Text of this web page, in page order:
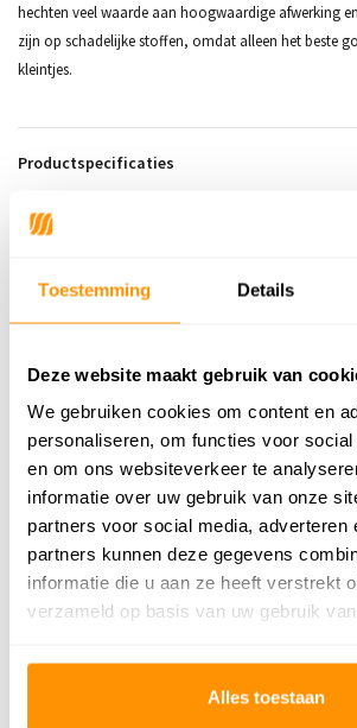
Toestemming Details
Deze website maakt gebruik van
We gebruiken cookies om content en
personaliseren, om functies voor
en om ons websiteverkeer te
informatie over uw gebruik van onze
partners voor social media, adverteren
partners kunnen deze gegevens
informatie die u aan ze heeft verstrekt
verzameld op basis van uw gebruik
Alles toestaan
99,95
Buy now, pay later
hechten veel waarde aan hoogwaardige afwerking
zijn op schadelijke stoffen, omdat alleen het beste
kleintjes.
Productspecificaties
0/5 Gemiddelde uit 0
Er zijn nog geen reviews geschreven over dit product..
Schrijf je eigen review